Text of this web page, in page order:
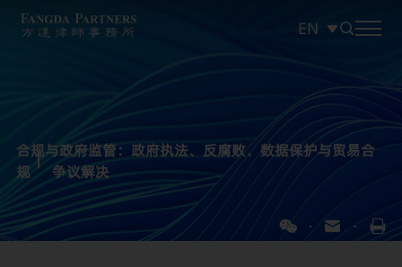
EN
日本語
合规与政府监管：政府执法、反腐败、数据保护与贸易合
规
争议解决